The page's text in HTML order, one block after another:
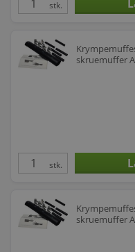
stk.
skruemuffer
stk.
skruemuffer